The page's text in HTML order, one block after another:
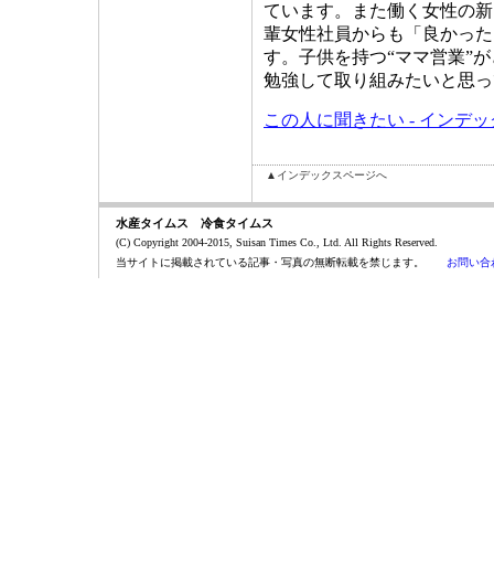
ています。また働く女性の
輩女性社員からも「良かっ
す。子供を持つ“ママ営業”
勉強して取り組みたいと思
この人に聞きたい - インデ
▲インデックスページへ
水産タイムス 冷食タイムス
(C) Copyright 2004-2015, Suisan Times Co., Ltd. All Rights Reserved.
当サイトに掲載されている記事・写真の無断転載を禁じます。 お問い合